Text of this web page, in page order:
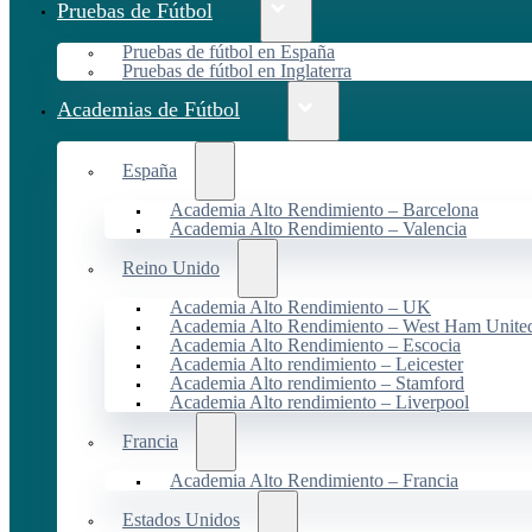
Pruebas de Fútbol
Pruebas de fútbol en España
Pruebas de fútbol en Inglaterra
Academias de Fútbol
España
Academia Alto Rendimiento – Barcelona
Academia Alto Rendimiento – Valencia
Reino Unido
Academia Alto Rendimiento – UK
Academia Alto Rendimiento – West Ham
Academia Alto Rendimiento – Escocia
Academia Alto rendimiento – Leicester
Academia Alto rendimiento – Stamford
Academia Alto rendimiento – Liverpool
Francia
Academia Alto Rendimiento – Francia
Estados Unidos